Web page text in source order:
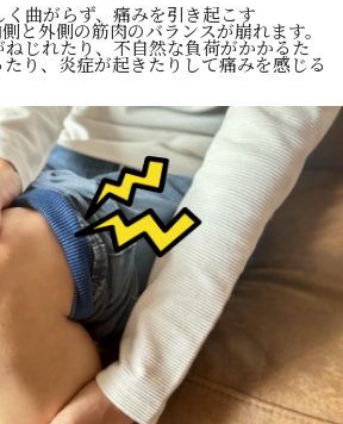
曲がらず、痛みを引き起こす
と外側の筋肉のバランスが崩れます。
じれたり、不自然な負荷がかかるた
り、炎症が起きたりして痛みを感じる